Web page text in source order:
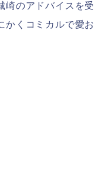
崎のアドバイスを受
かくコミカルで愛お